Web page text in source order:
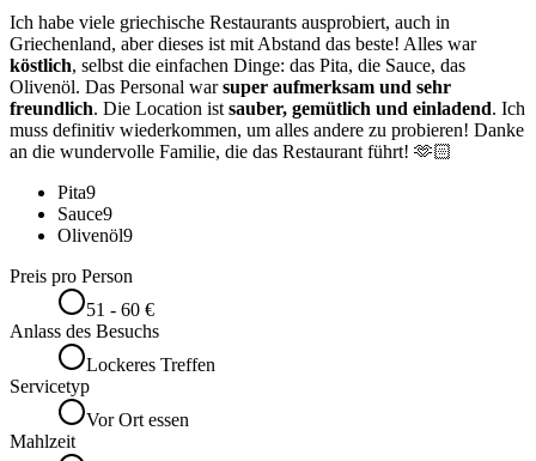
Ich habe viele griechische Restaurants ausprobiert, auch in
Griechenland, aber dieses ist mit Abstand das beste! Alles war
köstlich, selbst die einfachen Dinge: das Pita, die Sauce, das
Olivenöl. Das Personal warsuper aufmerksam und sehr
freundlich. Die Location ist sauber, gemütlich und einladend. Ich
muss definitiv wiederkommen, um alles andere zu probieren! Danke
an die wundervolle Familie, die das Restaurant führt! 🫶🏻
Pita9
Sauce9
Olivenöl9
Preis pro Person
51 - 60 €
Anlass des Besuchs
Lockeres Treffen
Servicetyp
Vor Ort essen
Mahlzeit